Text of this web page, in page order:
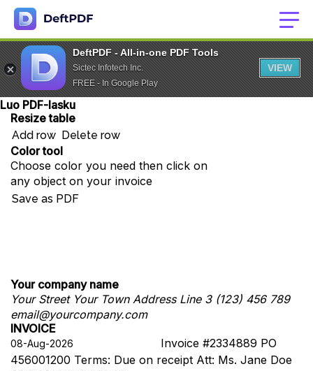
DeftPDF - All-in-one PDF Tools
Sictec Infotech Inc.
FREE - In Google Play
VIEW
Luo PDF-lasku
Resize table
Add row Delete row
Color tool
Choose color you need then click on
any object on your invoice
Save as PDF
Your company name
Your Street Your Town Address Line 3 (123) 456 789
email@yourcompany.com
INVOICE
Invoice #2334889 PO
456001200 Terms: Due on receipt Att: Ms. Jane Doe